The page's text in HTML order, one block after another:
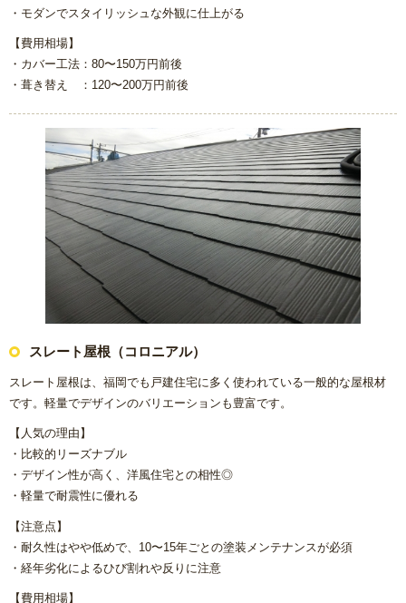
・モダンでスタイリッシュな外観に仕上がる
【費用相場】
・カバー工法：80〜150万円前後
・葺き替え ：120〜200万円前後
スレート屋根（コロニアル）
スレート屋根は、福岡でも戸建住宅に多く使われている一般的な屋根材
です。軽量でデザインのバリエーションも豊富です。
【人気の理由】
・比較的リーズナブル
・デザイン性が高く、洋風住宅との相性◎
・軽量で耐震性に優れる
【注意点】
・耐久性はやや低めで、10〜15年ごとの塗装メンテナンスが必須
・経年劣化によるひび割れや反りに注意
【費用相場】